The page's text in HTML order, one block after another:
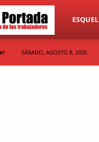
Diario
ESQUEL
SÁBADO, AGOSTO 8, 2026